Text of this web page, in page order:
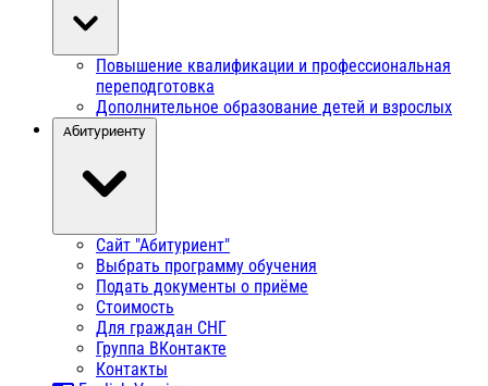
Повышение квалификации и профессиональная
переподготовка
Дополнительное образование детей и взрослых
Абитуриенту
Сайт "Абитуриент"
Выбрать программу обучения
Подать документы о приёме
Стоимость
Для граждан СНГ
Группа ВКонтакте
Контакты